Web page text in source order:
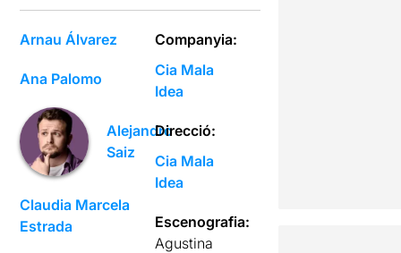
Arnau Álvarez
Ana Palomo
Alejandro
Saiz
Claudia Marcela
Estrada
Companyia:
Cia Mala
Idea
Direcció:
Cia Mala
Idea
Escenografia:
Agustina